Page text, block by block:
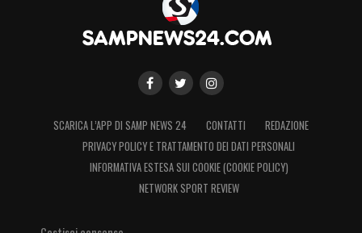
SCARICA L’APP DI SAMP NEWS 24 CONTATTI
REDAZIONE
PRIVACY POLICY E TRATTAMENTO DEI DATI PERSONALI
INFORMATIVA ESTESA SUI COOKIE (COOKIE POLICY)
NETWORK SPORT REVIEW